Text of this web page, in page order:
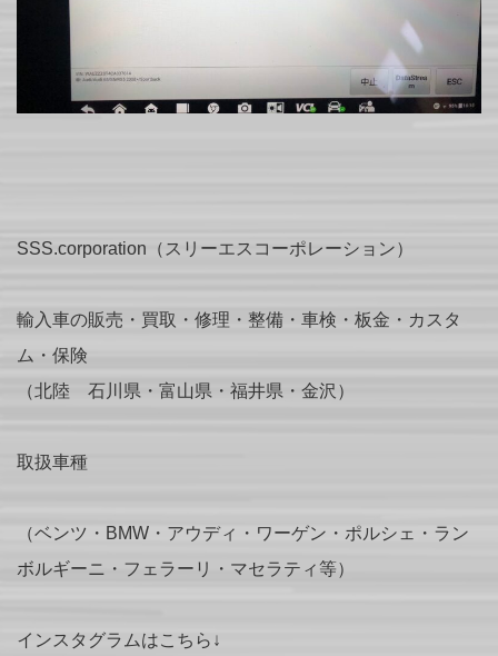
SSS.corporation（スリーエスコーポレーション）
輸入車の販売・買取・修理・整備・車検・板金・カスタ
ム・保険
（北陸 石川県・富山県・福井県・金沢）
取扱車種
（ベンツ・BMW・アウディ・ワーゲン・ポルシェ・ラン
ボルギーニ・フェラーリ・マセラティ等）
インスタグラムはこちら↓